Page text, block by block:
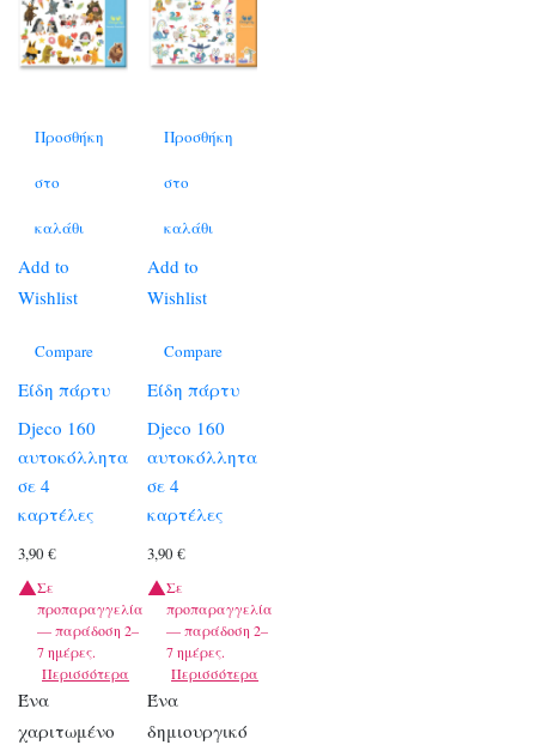
Προσθήκη
στο
καλάθι
Add to
Wishlist
Compare
Είδη πάρτυ
Djeco 160
αυτοκόλλητα
σε 4
καρτέλες
3,90 €
Σε
προπαραγγελία
— παράδοση 2–
7 ημέρες.
Περισσότερα
Ένα
χαριτωμένο
Προσθήκη
στο
καλάθι
Add to
Wishlist
Compare
Είδη πάρτυ
Djeco 160
αυτοκόλλητα
σε 4
καρτέλες
3,90€
Σε
προπαραγγελία
— παράδοση 2–
7 ημέρες.
Περισσότερα
Ένα
δημιουργικό